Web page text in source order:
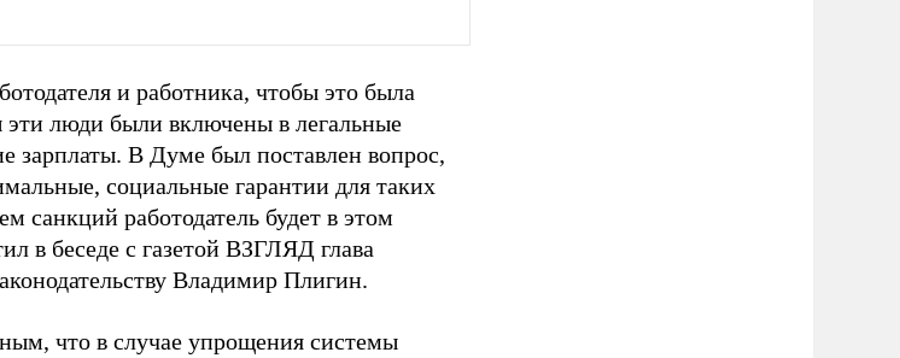
и работника, чтобы это была
эти люди были включены в легальные
зарплаты. В Думе был поставлен вопрос,
социальные гарантии для таких
санкций работодатель будет в этом
в беседе с газетой ВЗГЛЯД глава
Владимир Плигин.
что в случае упрощения системы